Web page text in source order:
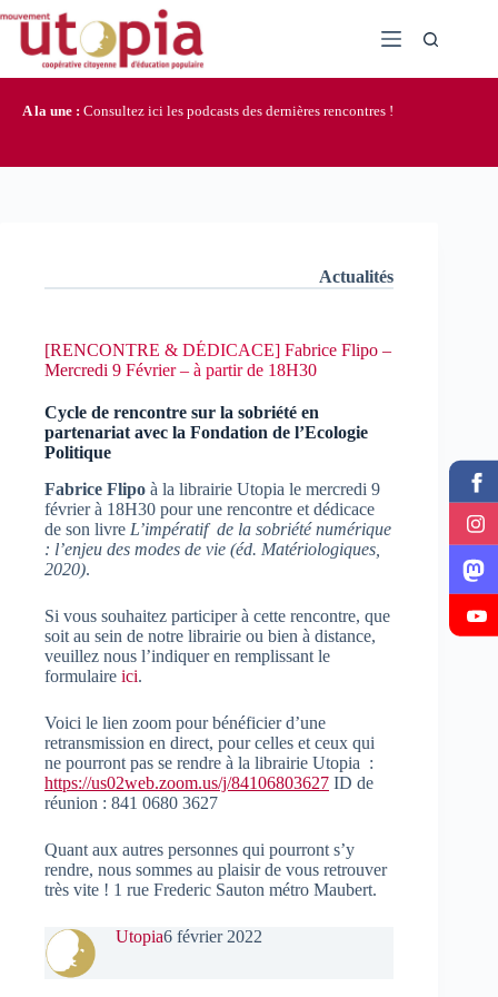
contenu
A la une : Consultez ici les podcasts des dernières rencontres !
Actualités
[RENCONTRE & DÉDICACE] Fabrice Flipo –
Mercredi 9 Février – à partir de 18H30
Cycle de rencontre sur la sobriété en
partenariat avec la Fondation de l’Ecologie
Politique
Fabrice Flipo à la librairie Utopia le mercredi 9
février à 18H30 pour une rencontre et dédicace
de son livre L’impératif de la sobriété numérique
: l’enjeu des modes de vie (éd. Matériologiques,
2020).
Si vous souhaitez participer à cette rencontre, que
soit au sein de notre librairie ou bien à distance,
veuillez nous l’indiquer en remplissant le
formulaire ici.
Voici le lien zoom pour bénéficier d’une
retransmission en direct, pour celles et ceux qui
ne pourront pas se rendre à la librairie Utopia :
https://us02web.zoom.us/j/84106803627 ID de
réunion : 841 0680 3627
Quant aux autres personnes qui pourront s’y
rendre, nous sommes au plaisir de vous retrouver
très vite ! 1 rue Frederic Sauton métro Maubert.
Utopia6 février 2022